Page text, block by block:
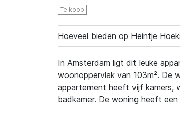
Te koop
Hoeveel bieden op Heintje
In Amsterdam ligt dit leuke
woonoppervlak van 103m². De
appartement heeft vijf kamers,
badkamer. De woning heeft